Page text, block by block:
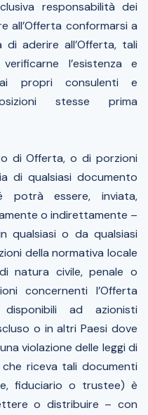
responsabilità dei
all’Offerta conformarsi a
aderire all’Offerta, tali
l’esistenza e
ai propri consulenti e
stesse prima
di Offerta, o di porzioni
di qualsiasi documento
potrà essere, inviata,
o indirettamente –
qualsiasi o da qualsiasi
della normativa locale
natura civile, penale o
concernenti l’Offerta
ad azionisti
o in altri Paesi dove
violazione delle leggi di
che riceva tali documenti
fiduciario o trustee) è
o distribuire – con